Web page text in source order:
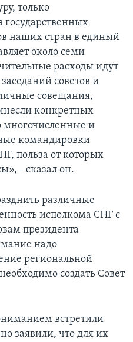
только
наших стран в единый
около семи
расходы идут
советов и
совещания,
конкретных
многочисленные и
командировки
польза от которых
- сказал он.
различные
исполкома СНГ с
президента
надо
региональной
создать Совет
встретили
заявили, что для их